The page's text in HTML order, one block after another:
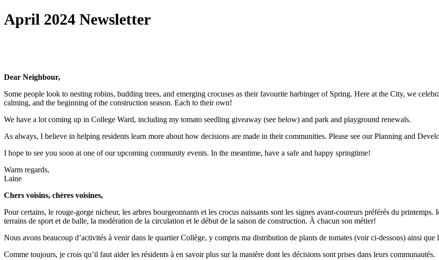
April 2024 Newsletter
Dear Neighbour,
Some people look to nesting robins, budding trees, and emerging crocuses as their favourite harbinger of Spring. Here at the City, we
calming, and the beginning of the construction season. Each to their own!
We have a lot coming up in College Ward, including my tomato seedling giveaway (see below) and park and playground renewals.
As always, I believe in helping residents learn more about how decisions are made in their communities. Please see our Planning and
I hope to see you soon at one of our upcoming community events. In the meantime, have a safe and happy springtime!
Warm regards,
Laine
Chers voisins, chères voisines,
Pour certains, le rouge-gorge nicheur, les arbres bourgeonnants et les crocus naissants sont les signes avant-coureurs préférés du
terrains de sport et de balle, la modération de la circulation et le début de la saison de construction. À chacun son métier!
Nous avons beaucoup d’activités à venir dans le quartier Collège, y compris ma distribution de plants de tomates (voir ci-dessous) ainsi que
Comme toujours, je crois qu’il faut aider les résidents à en savoir plus sur la manière dont les décisions sont prises dans leurs communautés.